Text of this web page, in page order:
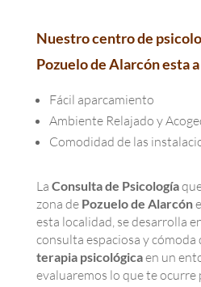
Nuestro centro de
Pozuelo de Alarcón esta
Fácil aparcamiento
Ambiente Relajado y
Comodidad de las
La Consulta de Psicología
zona dePozuelo de Alarcón
esta localidad, se desarrolla
consulta espaciosa y
terapia psicológicaen un
evaluaremos lo que te ocurre